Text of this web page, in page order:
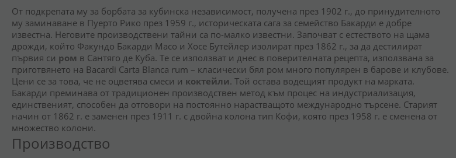
От подкрепата му за борбата за кубинска независимост, получена през 1902 г., до принудителното
му заминаване в Пуерто Рико през 1959 г., историческата сага за семейство Бакарди е добре
известна. Неговите производствени тайни са по-малко известни. Започват с естеството на щама
дрожди, който Факундо Бакарди Масо и Хосе Бутейлер изолират през 1862 г., за да дестилират
първия си ром в Сантяго де Куба. Те се използват и днес в поверителната рецепта, използвана за
приготвянето на Bacardi Carta Blanca rum – класически бял ром много популярен в барове и клубове.
Цени се за това, че не оцветява смеси и коктейли. Той остава водещият продукт на марката.
Бакарди преминава от традиционен производствен метод към процес на индустриализация,
единственият, способен да отговори на постоянно нарастващото международно търсене. Старият
начин от 1862 г. е заменен през 1911 г. с двойна колона тип Кофи, която през 1958 г. е сменена от
множество колони.
Производство